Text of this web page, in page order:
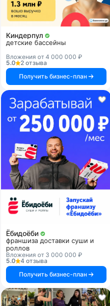
Киндерпул
детские бассейны
Вложения от 4 000 000 ₽
5.0
2 отзыва
Получить бизнес-план
Ёбидоёби
франшиза доставки суши и
роллов
Вложения от 3 000 000 ₽
5.0
4 отзыва
Получить бизнес-план